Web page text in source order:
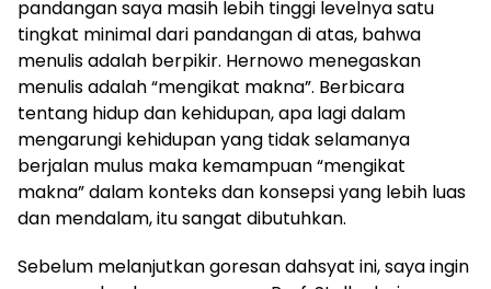
pandangan saya masih lebih tinggi levelnya satu
tingkat minimal dari pandangan di atas, bahwa
menulis adalah berpikir. Hernowo menegaskan
menulis adalah “mengikat makna”. Berbicara
tentang hidup dan kehidupan, apa lagi dalam
mengarungi kehidupan yang tidak selamanya
berjalan mulus maka kemampuan “mengikat
makna” dalam konteks dan konsepsi yang lebih luas
dan mendalam, itu sangat dibutuhkan.
Sebelum melanjutkan goresan dahsyat ini, saya ingin